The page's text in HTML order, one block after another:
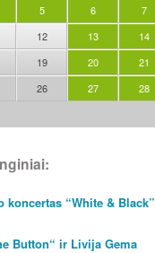
5 6 7
12 13 14
19 20 21
26 27 28
koncertas “White & Black”
Button“ ir Livija Gema